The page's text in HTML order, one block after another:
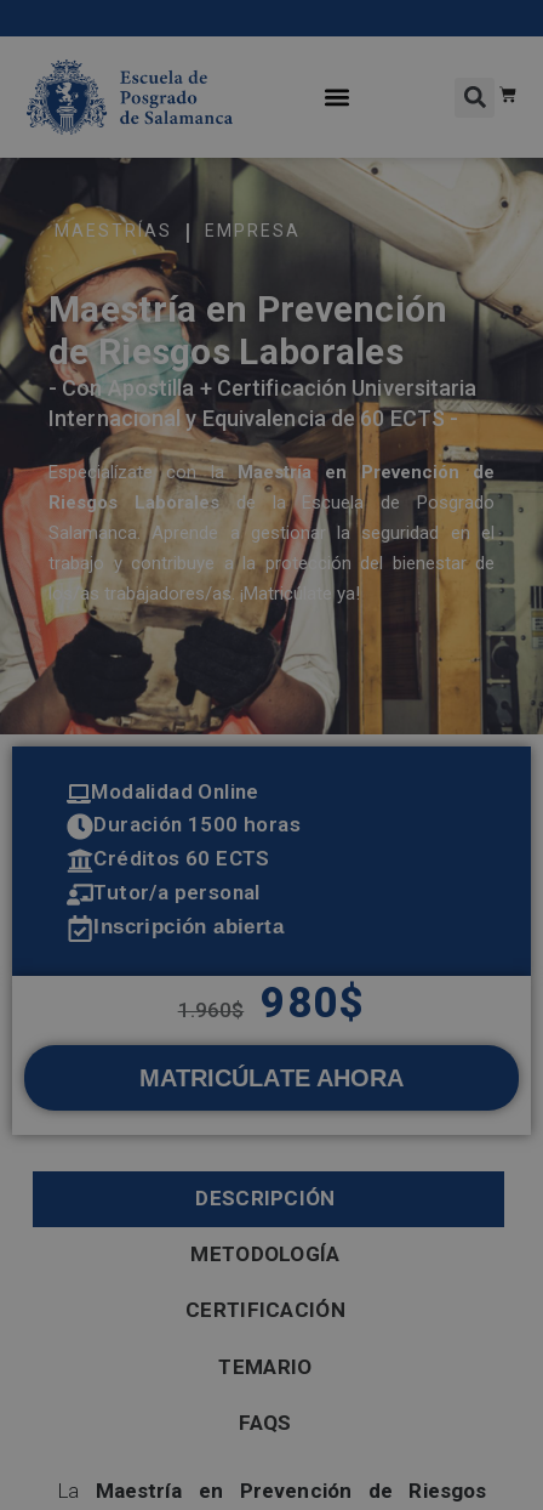
MAESTRÍAS | EMPRESA
Maestría en Prevención
de Riesgos Laborales
- Con Apostilla + Certificación Universitaria
Internacional y Equivalencia de 60 ECTS -
Especialízate con la Maestría en Prevención de
Riesgos Laboralesde la Escuela de Posgrado
Salamanca. Aprende a gestionar la seguridad en el
trabajo y contribuye a la protección del bienestar de
los/as trabajadores/as. ¡Matricúlate ya!
Modalidad Online
Duración 1500 horas
Créditos 60 ECTS
Tutor/a personal
Inscripción abierta
1.960$ 980$
MATRICÚLATE AHORA
DESCRIPCIÓN
METODOLOGÍA
CERTIFICACIÓN
TEMARIO
FAQS
La Maestría en Prevención de Riesgos